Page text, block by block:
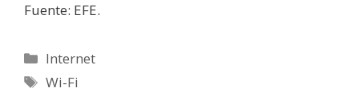
Fuente: EFE.
Categorías
Internet
Etiquetas
Wi-Fi